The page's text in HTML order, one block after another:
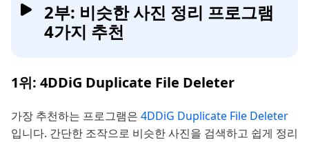
2부: 비슷한 사진 정리 프로그램
4가지 추천
1위: 4DDiG Duplicate File Deleter
가장 추천하는 프로그램은 4DDiG Duplicate File Deleter
입니다. 간단한 조작으로 비슷한 사진을 검색하고 쉽게 정리